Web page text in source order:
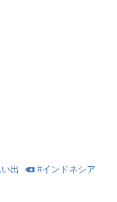
出 #インドネシア